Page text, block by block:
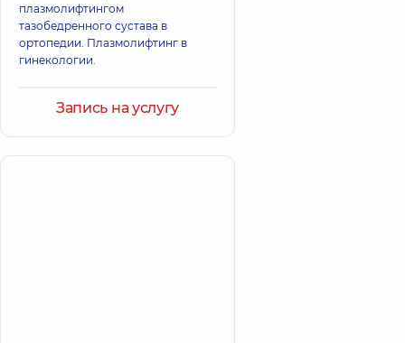
плазмолифтингом
тазобедренного сустава в
ортопедии. Плазмолифтинг в
гинекологии.
Запись на услугу